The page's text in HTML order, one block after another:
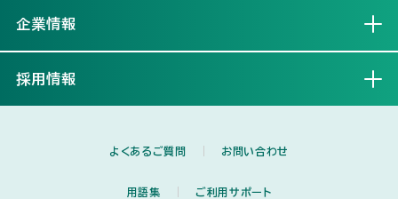
企業情報
採用情報
よくあるご質問 お問い合わせ
用語集 ご利用サポート